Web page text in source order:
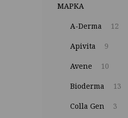
МАРКА
A-Derma 12
Apivita 9
Avene 10
Bioderma 13
Colla Gen 3